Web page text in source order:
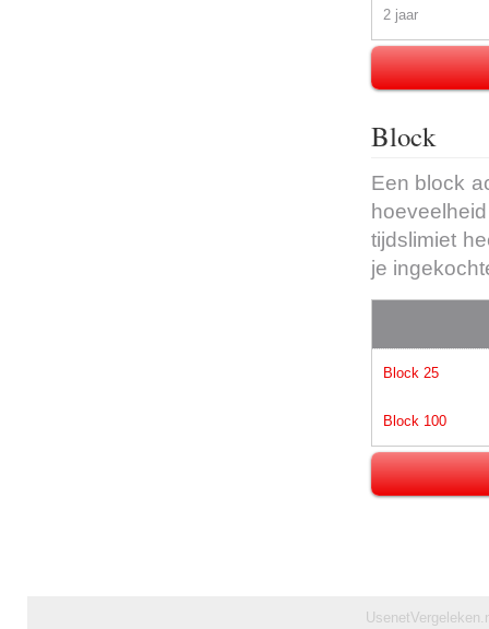
2 jaar
Block
Een block
tijdslimiet
je
Block 25
Block 100